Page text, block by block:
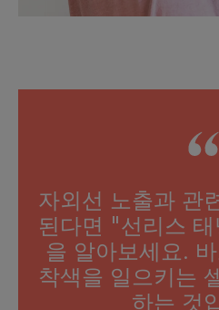
자외선 노출과 관
된다면 "선리스
을 알아보세요.
착색을 일으키는
하는 것